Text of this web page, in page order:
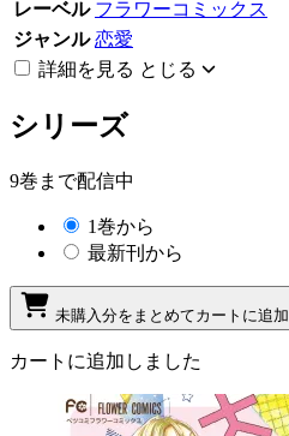
レーベル フラワーコミックス
ジャンル 恋愛
詳細を見る とじる
シリーズ
9巻まで配信中
1巻から
最新刊から
未購入分をまとめてカートに追加
カートに追加しました